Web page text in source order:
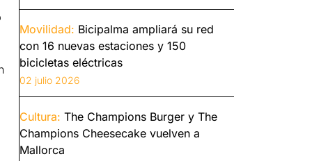
Movilidad: Bicipalma ampliará su red
con 16 nuevas estaciones y 150
bicicletas eléctricas
02 julio 2026
Cultura: The Champions Burger y The
Champions Cheesecake vuelven a
Mallorca